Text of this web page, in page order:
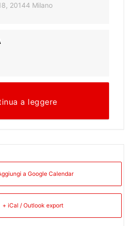
20144 Milano
a leggere
a Google Calendar
+ iCal / Outlook export